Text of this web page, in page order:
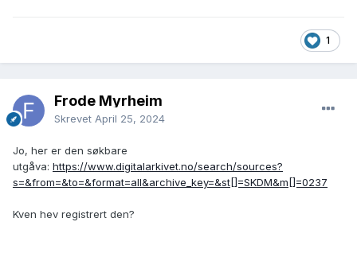
1
Frode Myrheim
Skrevet April 25, 2024
Jo, her er den søkbare
utgåva: https://www.digitalarkivet.no/search/sources?
s=&from=&to=&format=all&archive_key=&st[]=SKDM&m[]=0237
Kven hev registrert den?